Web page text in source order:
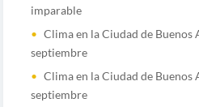
imparable
Clima en la Ciudad de Buenos
septiembre
Clima en la Ciudad de Buenos
septiembre